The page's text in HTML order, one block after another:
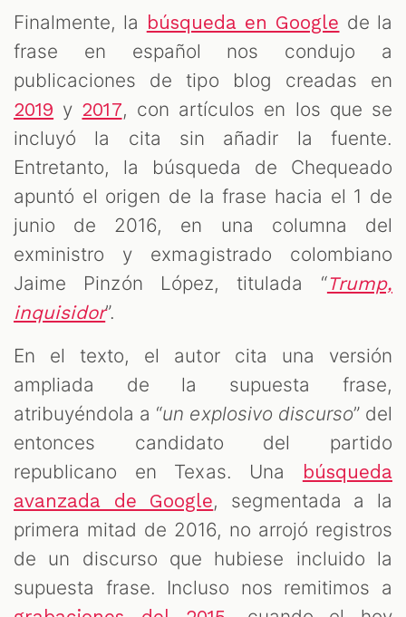
Finalmente, la búsqueda en Google de la
frase en español nos condujo a
publicaciones de tipo blog creadas en
2019 y 2017, con artículos en los que se
incluyó la cita sin añadir la fuente.
Entretanto, la búsqueda de Chequeado
apuntó el origen de la frase hacia el 1 de
junio de 2016, en una columna del
exministro y exmagistrado colombiano
Jaime Pinzón López, titulada “Trump,
inquisidor”.
En el texto, el autor cita una versión
ampliada de la supuesta frase,
atribuyéndola a “un explosivo discurso” del
entonces candidato del partido
republicano en Texas. Una
búsqueda
avanzada de Google, segmentada a la
primera mitad de 2016, no arrojó registros
de un discurso que hubiese incluido la
supuesta frase. Incluso nos remitimos a